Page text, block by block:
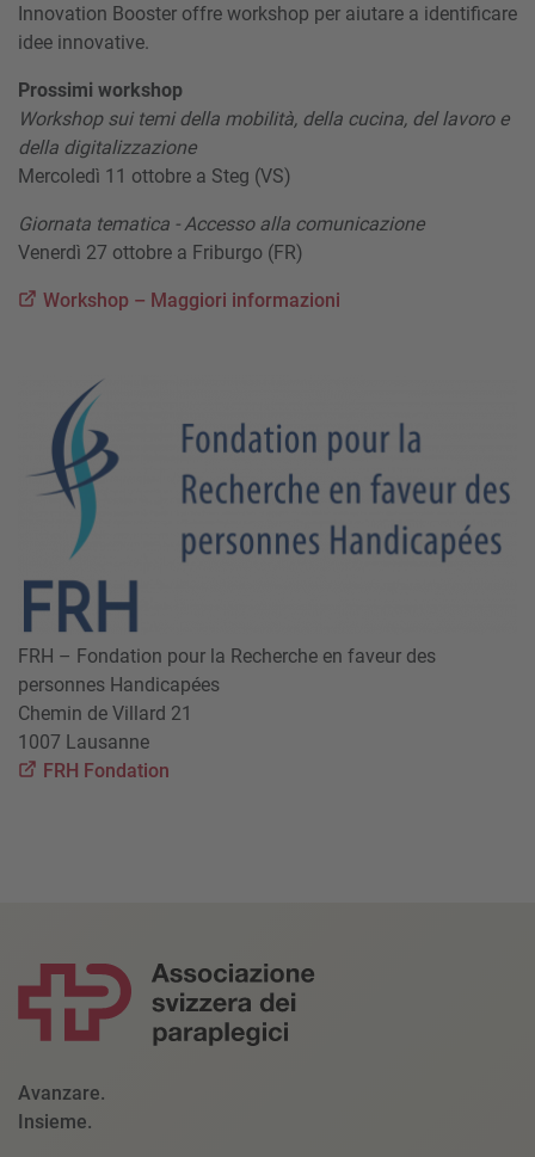
Innovation Booster offre workshop per aiutare a identificare
idee innovative.
Prossimi workshop
Workshop sui temi della mobilità, della cucina, del lavoro e
della digitalizzazione
Mercoledì 11 ottobre a Steg (VS)
Giornata tematica - Accesso alla comunicazione
Venerdì 27 ottobre a Friburgo (FR)
Workshop – Maggiori informazioni
FRH – Fondation pour la Recherche en faveur des
personnes Handicapées
Chemin de Villard 21
1007 Lausanne
FRH Fondation
Avanzare.
Insieme.